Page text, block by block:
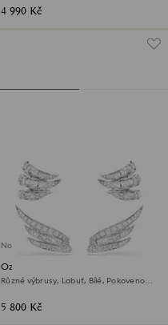
4 990 Kč
Novinka
Ozdoby na ucho Vienna
Různé výbrusy, Labuť, Bílé, Pokoveno
5 800 Kč